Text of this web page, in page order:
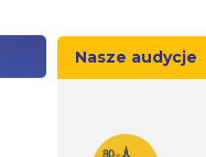
Nasze audycje